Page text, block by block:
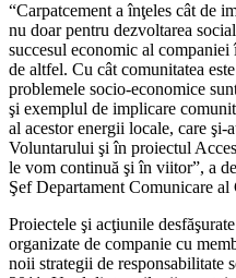
“Carpatcement a înţeles cât de
nu doar pentru dezvoltarea
succesul economic al
de altfel. Cu cât comunitatea
problemele socio-economice
şi exemplul de implicare
al acestor energii locale, care şi-
Voluntarului şi în proiectul
le vom continuă şi în viitor”, a
Şef Departament Comunicare
Proiectele şi acţiunile
organizate de companie cu
noii strategii de responsabilitate